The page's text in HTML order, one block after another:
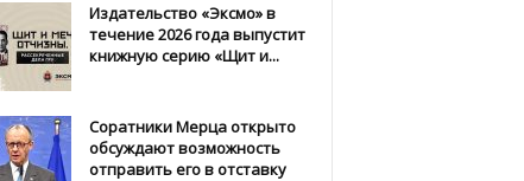
Издательство «Эксмо» в
течение 2026 года выпустит
книжную серию «Щит и...
Соратники Мерца открыто
обсуждают возможность
отправить его в отставку